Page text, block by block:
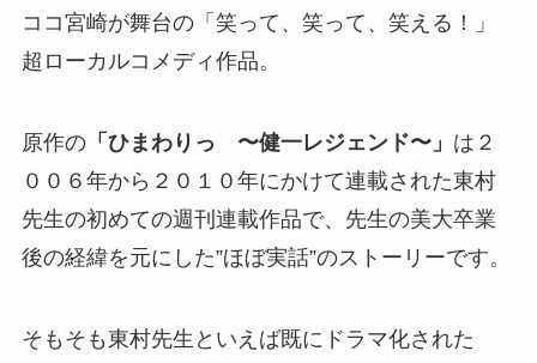
ココ宮崎が舞台の「笑って、笑って、笑える！」
超ローカルコメディ作品。
原作の「ひまわりっ 〜健一レジェンド〜」 は２
００６年から２０１０年にかけて連載された東村
先生の初めての週刊連載作品で、先生の美大卒業
後の経緯を元にした”ほぼ実話”のストーリーです。
そもそも東村先生といえば既にドラマ化された